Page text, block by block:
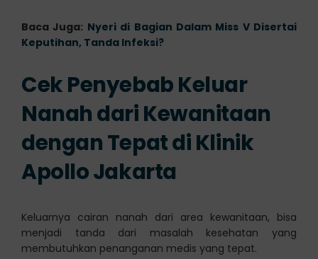
Baca Juga: Nyeri di Bagian Dalam Miss V Disertai
Keputihan, Tanda Infeksi?
Cek Penyebab Keluar
Nanah dari Kewanitaan
dengan Tepat di Klinik
Apollo Jakarta
Keluarnya cairan nanah dari area kewanitaan, bisa
menjadi tanda dari masalah kesehatan yang
membutuhkan penanganan medis yang tepat.